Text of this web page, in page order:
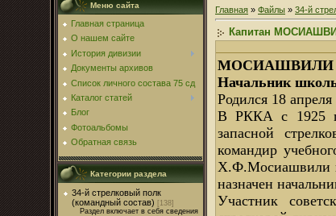
Меню сайта
Главная страница
О нашем сайте
История дивизии
Документы архивов
Список личного состава 75 сд
Каталог статей
Блог
Фотоальбомы
Обратная связь
Категории раздела
34-й стрелковый полк
(командный состав)
[138]
Раздел включает в себя сведения
Главная » Файлы » 34-й
Капитан
МОСИАШВИЛИ
Начальник школы
Родился 18 апреля
В РККА с 1925
запасной
командир
Х.Ф.Мосиашвили
назначен
Участник